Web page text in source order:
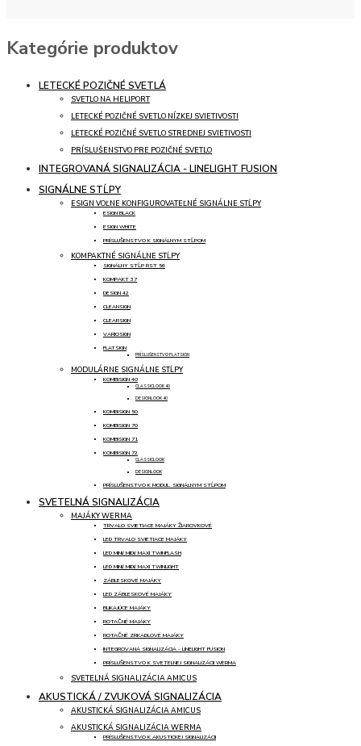
Kategórie produktov
LETECKÉ POZIČNÉ SVETLÁ
SVETLO NA HELIPORT
LETECKÉ POZIČNÉ SVETLO NÍZKEJ SVIETIVOSTI
LETECKÉ POZIČNÉ SVETLO STREDNEJ SVIETIVOSTI
PRÍSLUŠENSTVO PRE POZIČNÉ SVETLO
INTEGROVANÁ SIGNALIZÁCIA - LINELIGHT FUSION
SIGNÁLNE STĹPY
ESIGN VOĽNE KONFIGUROVATEĽNÉ SIGNÁLNE STĹPY
ESIGN BLACK
ESIGN WHITE
PRÍSLUŠENSTVO K SIGNÁLNYM STĹPOM
KOMPAKTNÉ SIGNÁLNE STĹPY
SIGNÁLNY STĹP RST 56
KOMPAKT 37
DESIGN 42
CLEANSIGN
CLEARSIGN
VARIOSIGN
FLATSIGN
PRÍSLUŠENSTVO FLATSIGN
MODULÁRNE SIGNÁLNE STĹPY
KOMBISIGN 40
CLASSICLOOK 40
DESIGNLOOK 40
KOMBISIGN 50
KOMBISIGN 70
KOMBISIGN 71
KOMBISIGN 72
CLASSICLOOK
DESIGNLOOK
PRÍSLUŠENSTVO K MODUL. SIGNÁLNYM STĹPOM
SVETELNÁ SIGNALIZÁCIA
MAJÁKY WERMA
TRVALO SVIETIACE MAJÁKY ŽIAROVKOVÉ
LED TRVALO SVIETIACE MAJÁKY
LED MINI/ MIDI/ MAXI TWINFLASH
LED MINI/ MIDI/ MAXI TWINLIGHT
ZÁBLESKOVÉ MAJÁKY
LED ZÁBLESKOVÉ MAJÁKY
BLIKAJÚCE MAJÁKY
ROTAČNÉ MAJÁKY
ROTAČNÉ ZRKADLOVÉ MAJÁKY
INTEGROVANÁ SIGNALIZÁCIA - LINELIGHT FUSION
PRÍSLUŠENSTVO K SVETELNEJ SIGNALIZÁCII WERMA
SVETELNÁ SIGNALIZÁCIA AMICUS
AKUSTICKÁ / ZVUKOVÁ SIGNALIZÁCIA
AKUSTICKÁ SIGNALIZÁCIA AMICUS
AKUSTICKÁ SIGNALIZÁCIA WERMA
PRÍSLUŠENSTVO K AKUSTICKEJ SIGNALIZÁCII